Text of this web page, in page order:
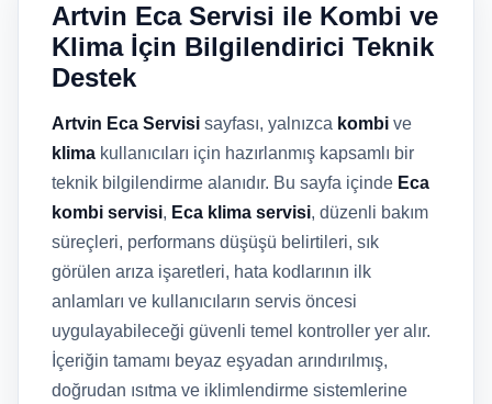
Artvin Eca Servisi ile Kombi ve
Klima İçin Bilgilendirici Teknik
Destek
Artvin Eca Servisi sayfası, yalnızca kombi ve
klima kullanıcıları için hazırlanmış kapsamlı bir
teknik bilgilendirme alanıdır. Bu sayfa içinde Eca
kombi servisi, Eca klima servisi, düzenli bakım
süreçleri, performans düşüşü belirtileri, sık
görülen arıza işaretleri, hata kodlarının ilk
anlamları ve kullanıcıların servis öncesi
uygulayabileceği güvenli temel kontroller yer alır.
İçeriğin tamamı beyaz eşyadan arındırılmış,
doğrudan ısıtma ve iklimlendirme sistemlerine